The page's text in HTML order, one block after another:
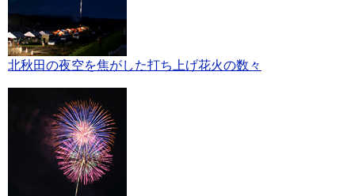
北秋田の夜空を焦がした打ち上げ花火の数々